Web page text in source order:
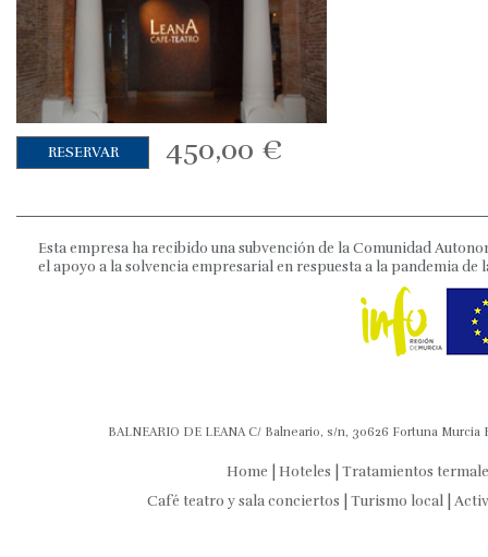
RESERVAR 450,00 €
Esta empresa ha recibido una subvención de la Comunidad
el apoyo a la solvencia empresarial en respuesta a la pandemia de
BALNEARIO DE LEANA C/ Balneario, s/n, 30626 Fortuna
Home Hoteles
Tratamientos
Café teatro y sala conciertos
Turismo local|